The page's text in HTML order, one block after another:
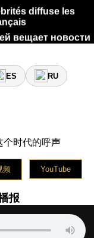
diffuse les
вещает новости
transmite
منصة وسائل الإعلام
报新闻
diffuse les
вещает новости
transmite
ES RU
个时代的呼声
频 YouTube
报